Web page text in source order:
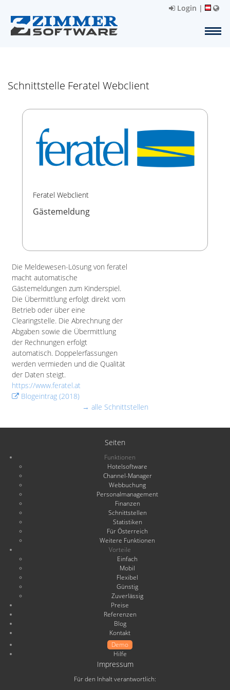
Login |
Schnittstelle Feratel Webclient
Feratel Webclient
Gästemeldung
Die Meldewesen-Lösung von feratel
macht automatische
Gästemeldungen zum Kinderspiel.
Die Übermittlung erfolgt direkt vom
Betrieb oder über eine
Clearingstelle. Die Abrechnung der
Abgaben sowie die Übermittlung
der Rechnungen erfolgt
automatisch. Doppelerfassungen
werden vermieden und die Qualität
der Daten steigt.
https://www.feratel.at
Blogeintrag (2018)
→ alle Schnittstellen
Seiten
Funktionen
Hotelsoftware
Channel-Manager
Webbuchung
Personalmanagement
Finanzen
Schnittstellen
Statistiken
Für Österreich
Weitere Funktionen
Vorteile
Einfach
Mobil
Flexibel
Günstig
Zuverlässig
Preise
Referenzen
Blog
Kontakt
Demo
Hilfe
Impressum
Für den Inhalt verantwortlich: